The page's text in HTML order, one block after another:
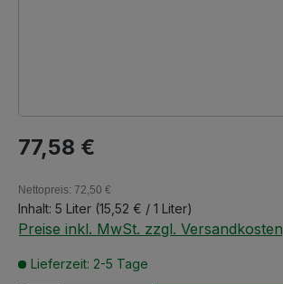
Regulärer Preis:
77,58 €
Nettopreis: 72,50 €
Inhalt: 5 Liter (15,52 € / 1 Liter)
Preise inkl. MwSt. zzgl. Versandkosten
Lieferzeit: 2-5 Tage